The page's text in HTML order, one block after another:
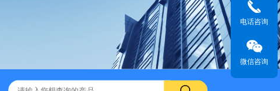
电话咨询
微信咨询